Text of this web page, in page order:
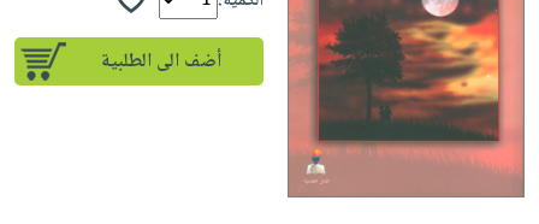
إختياراتنا
كتب
أكاديمية
صندوق
القراءة
English
iKitab
بلا
حدود
أسئلة
يتكرر
طرحها
أسئلة
يتكرر
طرحها
تحميل
masmu3
المواضيع
الأكثر
مبيعاً
وسائل
تعليمية
تعليمية
الصحة
والعناية
الشخصية
أضف الى الطلبية